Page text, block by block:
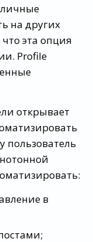
на других
эта опция
Profile
открывает
пользователь
в